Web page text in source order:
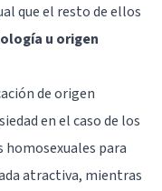
que el resto de ellos
u origen
de origen
en el caso de los
homosexuales para
atractiva, mientras